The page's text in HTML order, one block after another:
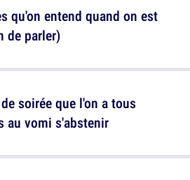
qu'on entend quand on est
de parler)
soirée que l'on a tous
au vomi s'abstenir